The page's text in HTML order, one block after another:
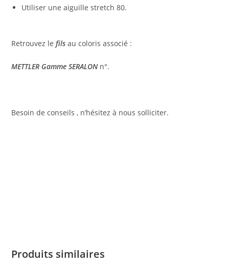
Utiliser une aiguille stretch 80.
Retrouvez lefils au coloris associé :
METTLER Gamme SERALONn°.
Besoin de conseils , n’hésitez à nous solliciter.
Produits similaires